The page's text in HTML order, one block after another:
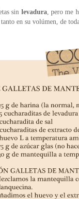
sin levadura , pero me
en su volúmen, de